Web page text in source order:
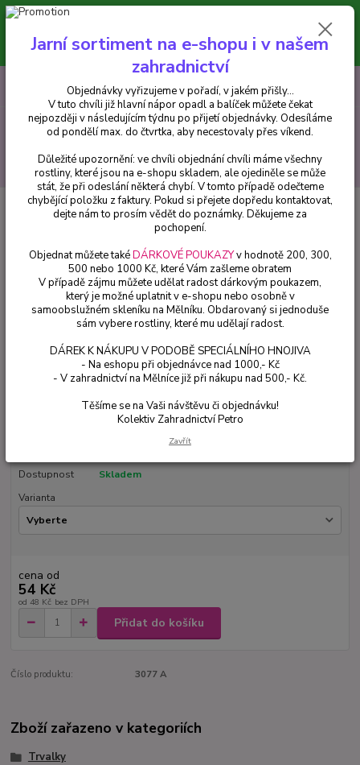
Minimální hodnota pro odeslání z e-shopu je 300 Kč.
V tuto chvíli již hlavní nápor objednávek opadl a balíček můžete čekat
nejpozději v následujícím týdnu po přijetí objednávky. Objednávky
vyřizujeme v pořadí, v jakém přišly...
Menu
CZK
Hledat
+420 602 223 614
Úvod Trvalky
Aquilegia vulgaris Winky double Red-White- Orlíček
Aquilegia vulgaris Winky double
Red-White- Orlíček plnokvětý
Dostupnost
Skladem
Varianta
cena od
54 Kč
od 48 Kč bez DPH
Přidat do košíku
Číslo produktu: 3077 A
Zboží zařazeno v kategoriích
Trvalky
Jarní sortiment na e-shopu i v našem
zahradnictví
Objednávky vyřizujeme v pořadí, v jakém přišly...
V tuto chvíli již hlavní nápor opadl a balíček můžete čekat
nejpozději v následujícím týdnu po přijetí objednávky. Odesíláme
od pondělí max. do čtvrtka, aby necestovaly přes víkend.
Důležité upozornění: ve chvíli objednání chvíli máme všechny
rostliny, které jsou na e-shopu skladem, ale ojediněle se může
stát, že při odeslání některá chybí. V tomto případě odečteme
chybějící položku z faktury. Pokud si přejete dopředu kontaktovat,
dejte nám to prosím vědět do poznámky. Děkujeme za
pochopení.
Objednat můžete takéDÁRKOVÉ POUKAZYv hodnotě 200, 300,
500 nebo 1000 Kč, které Vám zašleme obratem
V případě zájmu můžete udělat radost dárkovým poukazem,
který je možné uplatnit v e-shopu nebo osobně v
samoobslužném skleníku na Mělníku. Obdarovaný si jednoduše
sám vybere rostliny, které mu udělají radost.
DÁREK K NÁKUPU V PODOBĚ SPECIÁLNÍHO HNOJIVA
- Na eshopu při objednávce nad 1000,- Kč
- V zahradnictví na Mělníce již při nákupu nad 500,- Kč.
Těšíme se na Vaši návštěvu či objednávku!
Kolektiv Zahradnictví Petro
Zavřít